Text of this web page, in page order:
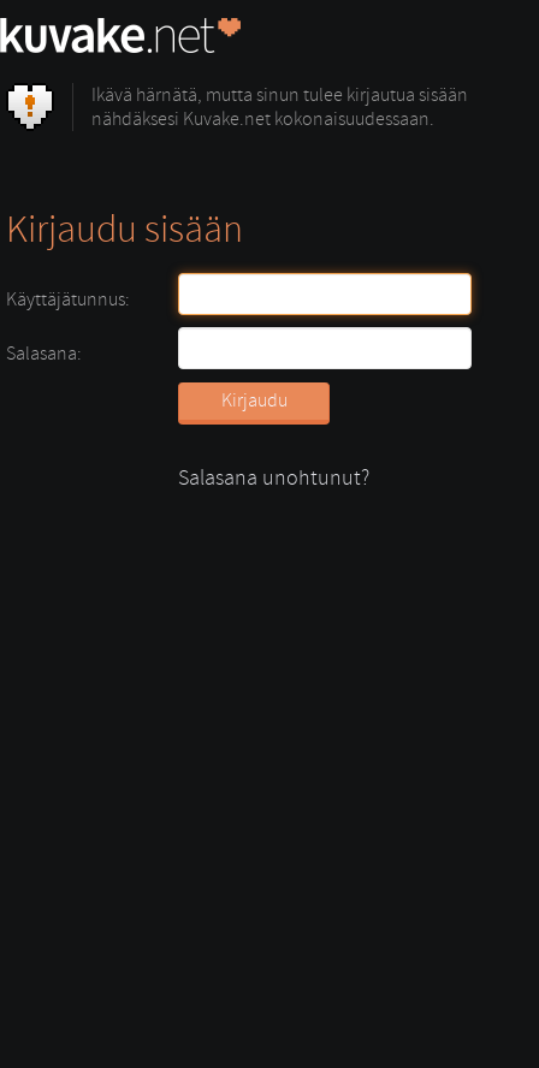
Ikävä härnätä, mutta sinun tulee kirjautua sisään
nähdäksesi Kuvake.net kokonaisuudessaan.
Kirjaudu sisään
Käyttäjätunnus:
Salasana:
Salasana unohtunut?